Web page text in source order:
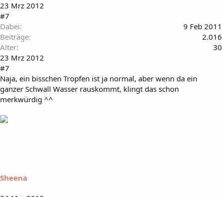
23 Mrz 2012
#7
Dabei
9 Feb 2011
Beiträge
2.016
Alter
30
23 Mrz 2012
#7
Naja, ein bisschen Tropfen ist ja normal, aber wenn da ein
ganzer Schwall Wasser rauskommt, klingt das schon
merkwürdig ^^
Sheena